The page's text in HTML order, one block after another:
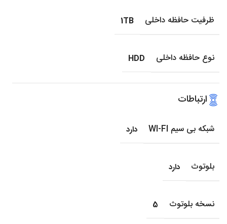
ظرفیت حافظه داخلی 1TB
نوع حافظه داخلی HDD
ارتباطات
شبکه بی سیم WI-FI دارد
بلوتوث دارد
نسخه بلوتوث 5